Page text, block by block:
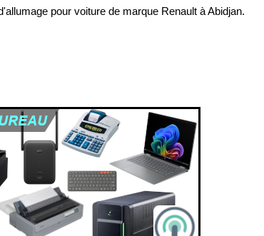
pour voiture de marque Renault à Abidjan.